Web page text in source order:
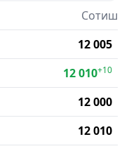
Сотиш
12 005
12 010+10
12 000
12 010